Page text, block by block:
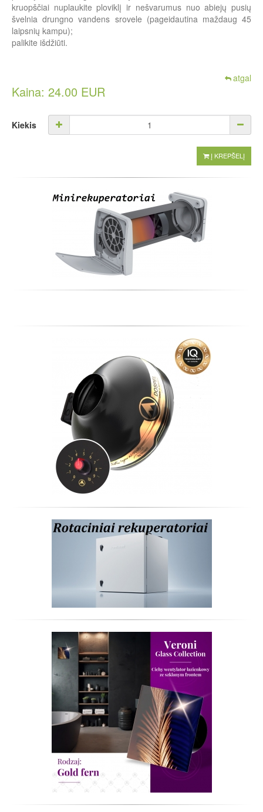
kruopščiai nuplaukite ploviklį ir nešvarumus nuo abiejų pusių
švelnia drungno vandens srovele (pageidautina maždaug 45
laipsnių kampu);
palikite išdžiūti.
atgal
Kaina: 24.00 EUR
Kiekis
Į KREPŠELĮ